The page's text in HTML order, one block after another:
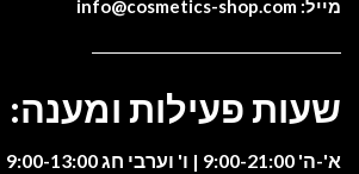
מייל: info@cosmetics-shop.com
שעות פעילות ומענה:
א'-ה' 9:00-21:00 | ו' וערבי חג 9:00-13:00